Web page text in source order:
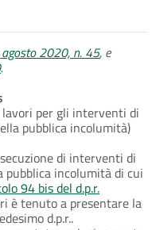
agosto 2020, n. 45, e
.
per gli interventi di
pubblica incolumità)
di interventi di
incolumità di cui
94 bis del d.p.r.
è tenuto a presentare la
d.p.r..